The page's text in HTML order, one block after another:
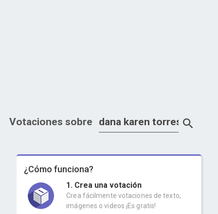
Votaciones sobre
¿Cómo funciona?
1. Crea una votación
Crea fácilmente votaciones de texto,
imágenes o videos ¡Es gratis!